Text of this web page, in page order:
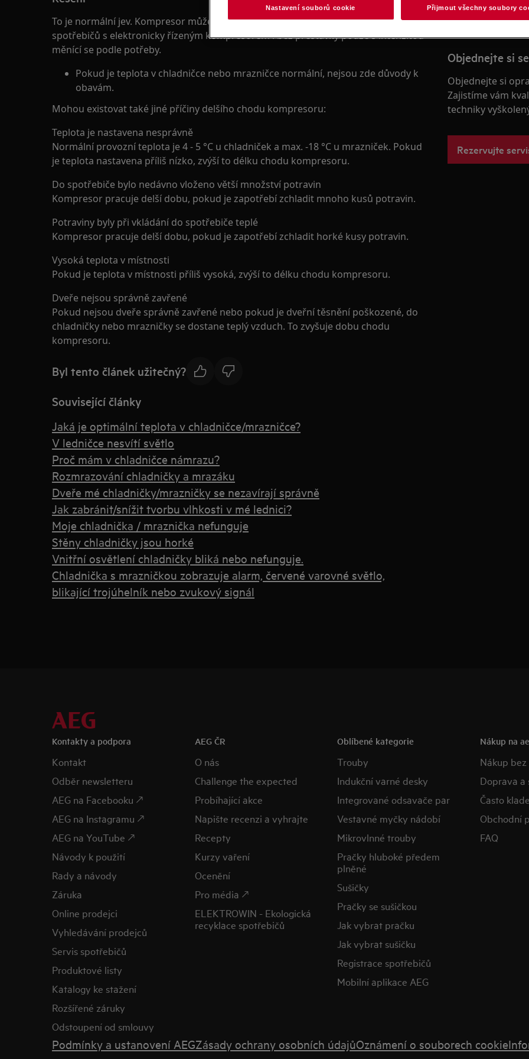
To je normální jev. Kompresor může pracovat až cca 45 minut v hodině a v případě
spotřebičů s elektronicky řízeným kompresorem i bez přestávky pouze s intenzitou
měnící se podle potřeby.
Pokud je teplota v chladničce nebo mrazničce normální, nejsou zde důvody k
obavám.
Mohou existovat také jiné příčiny delšího chodu kompresoru:
Teplota je nastavena nesprávně
Normální provozní teplota je 4 - 5 °C u chladniček a max. -18 °C u mrazniček. Pokud
je teplota nastavena příliš nízko, zvýší to délku chodu kompresoru.
Do spotřebiče bylo nedávno vloženo větší množství potravin
Kompresor pracuje delší dobu, pokud je zapotřebí zchladit mnoho kusů potravin.
Potraviny byly při vkládání do spotřebiče teplé
Kompresor pracuje delší dobu, pokud je zapotřebí zchladit horké kusy potravin.
Vysoká teplota v místnosti
Pokud je teplota v místnosti příliš vysoká, zvýší to délku chodu kompresoru.
Dveře nejsou správně zavřené
Pokud nejsou dveře správně zavřené nebo pokud je dveřní těsnění poškozené, do
chladničky nebo mrazničky se dostane teplý vzduch. To zvyšuje dobu chodu
kompresoru.
Byl tento článek užitečný?
Související články
Jaká je optimální teplota v chladničce/mrazničce?
V ledničce nesvítí světlo
Proč mám v chladničce námrazu?
Rozmrazování chladničky a mrazáku
Dveře mé chladničky/mrazničky se nezavírají správně
Jak zabránit/snížit tvorbu vlhkosti v mé lednici?
Moje chladnička / mraznička nefunguje
Stěny chladničky jsou horké
Vnitřní osvětlení chladničky bliká nebo nefunguje.
Chladnička s mrazničkou zobrazuje alarm, červené varovné světlo,
blikající trojúhelník nebo zvukový signál
Objednejte si
Objednejte si
Zajistíme vám
techniky
Rezervujte
Kontakty a podpora
Kontakt
Odběr newsletteru
AEG na Facebooku 🡕
AEG na Instagramu 🡕
AEG na YouTube 🡕
Návody k použití
Rady a návody
Záruka
Online prodejci
Vyhledávání prodejců
Servis spotřebičů
Produktové listy
Katalogy ke stažení
Rozšířené záruky
Odstoupení od smlouvy
AEG ČR
O nás
Challenge the expected
Probíhající akce
Napište recenzi a vyhrajte
Recepty
Kurzy vaření
Ocenění
Pro média 🡕
ELEKTROWIN - Ekologická
recyklace spotřebičů
Oblíbené kategorie
Trouby
Indukční varné desky
Integrované odsavače par
Vestavné myčky nádobí
Mikrovlnné trouby
Pračky hluboké předem
plněné
Sušičky
Pračky se sušičkou
Jak vybrat pračku
Jak vybrat sušičku
Registrace spotřebičů
Mobilní aplikace AEG
Nákup na
Nákup
Doprava a
Často
Obchodní
FAQ
Podmínky a ustanovení AEGZásady ochrany osobních údajůOznámení o souborech cookie
Nastavení souborů cookie Přijmout všechny soubory